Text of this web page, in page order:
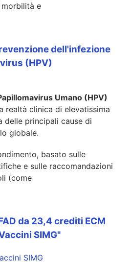
e
dell'infezione
(HPV)
Umano (HPV)
realtà clinica di elevatissima
delle principali cause di
globale.
basato sulle
e sulle raccomandazioni
(come
da 23,4 crediti ECM
SIMG"